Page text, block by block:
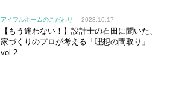
アイフルホームのこだわり 2023.10.17
【もう迷わない！】設計士の石田に聞いた、
家づくりのプロが考える「理想の間取り」
vol.2